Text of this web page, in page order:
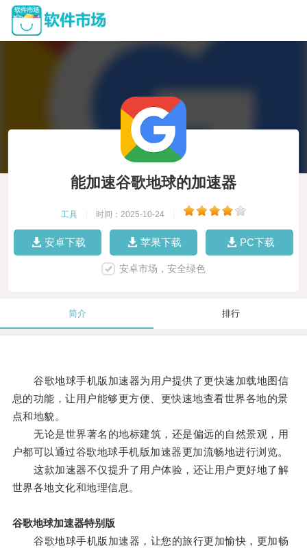
能加速谷歌地球的加速器
工具 时间：2025-10-24
安卓下载 苹果下载 PC下载
安卓市场，安全绿色
简介 排行
谷歌地球手机版加速器为用户提供了更快速加载地图信
息的功能，让用户能够更方便、更快速地查看世界各地的景
点和地貌。
无论是世界著名的地标建筑，还是偏远的自然景观，用
户都可以通过谷歌地球手机版加速器更加流畅地进行浏览。
这款加速器不仅提升了用户体验，还让用户更好地了解
世界各地文化和地理信息。
谷歌地球加速器特别版
谷歌地球手机版加速器，让您的旅行更加愉快，更加畅